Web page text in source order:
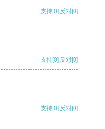
支持[0] 反对[0]
支持[0] 反对[0]
支持[0] 反对[0]